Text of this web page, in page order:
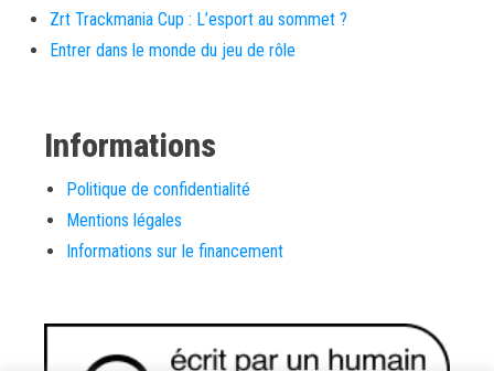
Zrt Trackmania Cup : L’esport au sommet ?
Entrer dans le monde du jeu de rôle
Informations
Politique de confidentialité
Mentions légales
Informations sur le financement